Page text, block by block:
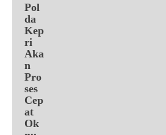
Pol
da
Kep
ri
Aka
n
Pro
ses
Cep
at
Ok